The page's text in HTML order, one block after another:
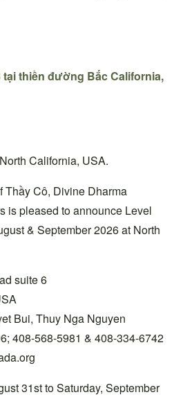
tại thiền đường Bắc California,
California, USA.
Thầy Cô, Divine Dharma
is pleased to announce Level
& September 2026 at North
suite 6
Bui, Thuy Nga Nguyen
408-568-5981 & 408-334-6742
31st to Saturday, September